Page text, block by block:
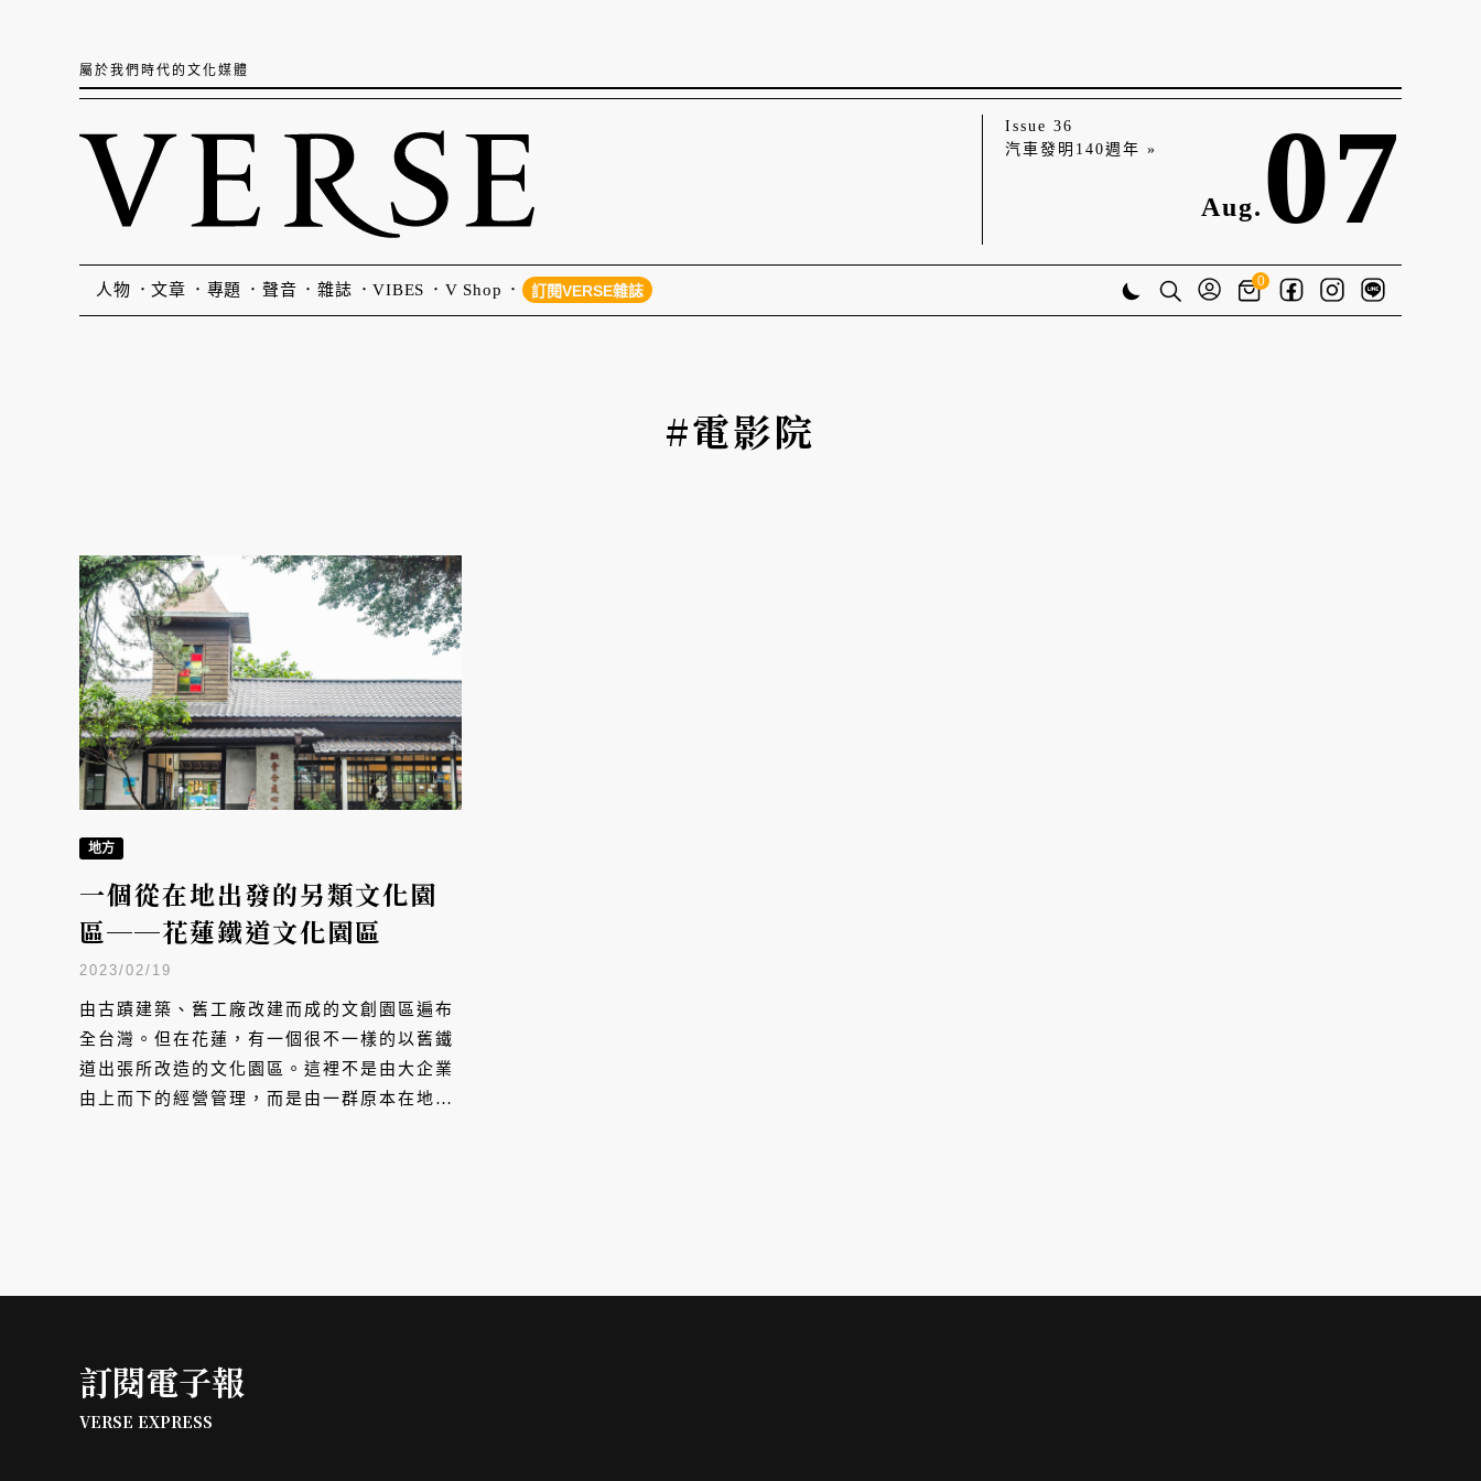
屬於我們時代的文化媒體
Issue 36
汽車發明140週年 »
Aug. 07
人物 文章 專題 聲音 雜誌 VIBES V Shop 訂閱VERSE雜誌
0
#電影院
地方
一個從在地出發的另類文化園
區──花蓮鐵道文化園區
2023/02/19
由古蹟建築、舊工廠改建而成的文創園區遍布
全台灣。但在花蓮，有一個很不一樣的以舊鐵
道出張所改造的文化園區。這裡不是由大企業
由上而下的經營管理，而是由一群原本在地的
訂閱電子報
VERSE EXPRESS